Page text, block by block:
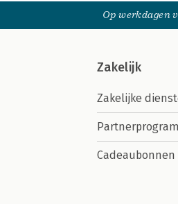
Op werkdagen
Zakelijk
Zakelijke
Cadeaubonnen